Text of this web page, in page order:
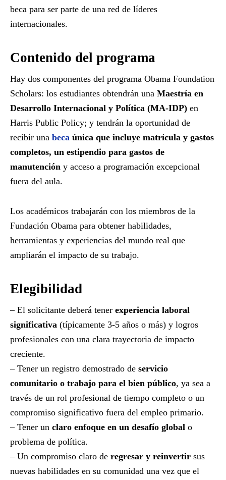
beca para ser parte de una red de líderes
internacionales.
Contenido del programa
Hay dos componentes del programa Obama Foundation
Scholars: los estudiantes obtendrán una Maestría en
Desarrollo Internacional y Política (MA-IDP) en
Harris Public Policy; y tendrán la oportunidad de
recibir una beca única que incluye matrícula y gastos
completos, un estipendio para gastos de
manutención y acceso a programación excepcional
fuera del aula.
Los académicos trabajarán con los miembros de la
Fundación Obama para obtener habilidades,
herramientas y experiencias del mundo real que
ampliarán el impacto de su trabajo.
Elegibilidad
– El solicitante deberá tener experiencia laboral
significativa (típicamente 3-5 años o más) y logros
profesionales con una clara trayectoria de impacto
creciente.
– Tener un registro demostrado de servicio
comunitario o trabajo para el bien público, ya sea a
través de un rol profesional de tiempo completo o un
compromiso significativo fuera del empleo primario.
– Tener un claro enfoque en un desafío global o
problema de política.
– Un compromiso claro de regresar y reinvertir sus
nuevas habilidades en su comunidad una vez que el